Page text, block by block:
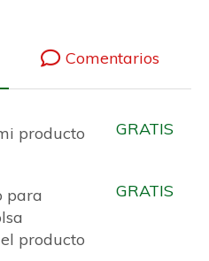
Comentarios
producto
GRATIS
para
producto
GRATIS